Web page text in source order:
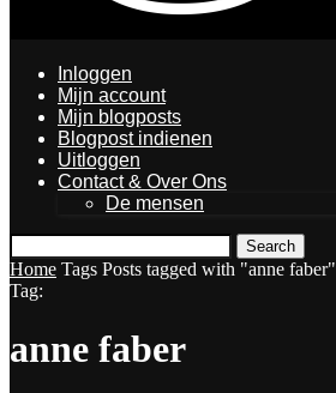
Inloggen
Mijn account
Mijn blogposts
Blogpost indienen
Uitloggen
Contact & Over Ons
De mensen
Search
Home Tags Posts tagged with "anne faber"
Tag:
anne faber